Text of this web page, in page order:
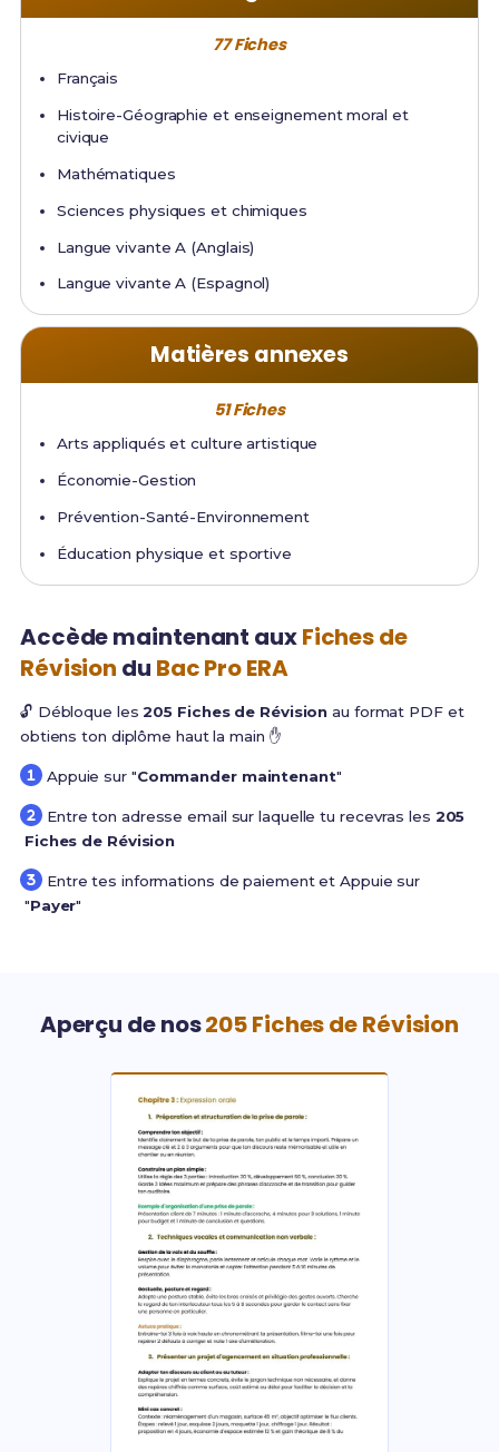
77 Fiches
Français
Histoire-Géographie et enseignement moral et
civique
Mathématiques
Sciences physiques et chimiques
Langue vivante A (Anglais)
Langue vivante A (Espagnol)
Matières annexes
51 Fiches
Arts appliqués et culture artistique
Économie-Gestion
Prévention-Santé-Environnement
Éducation physique et sportive
Accède maintenant auxFiches de
Révision du Bac Pro ERA
🔓 Débloque les205 Fiches de Révision au format PDF et
obtiens ton diplôme haut la main ✋
Appuie sur "Commander maintenant"
Entre ton adresse email sur laquelle tu recevras les 205
Fiches de Révision
Entre tes informations de paiement et Appuie sur
"Payer"
Aperçu de nos205 Fiches de Révision